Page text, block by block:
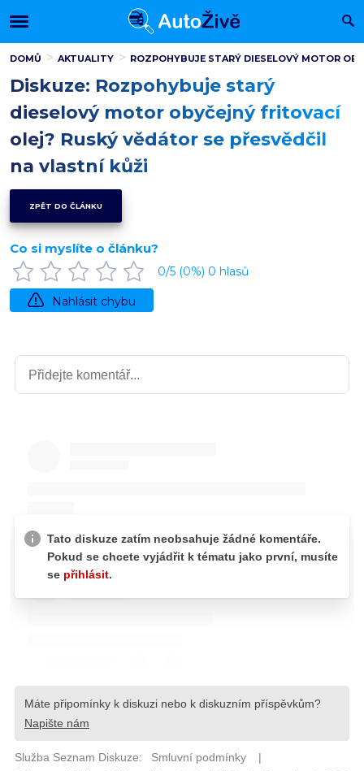
DOMŮ AKTUALITY ROZPOHYBUJE STARÝ DIESELOVÝ MOTOR
Diskuze: Rozpohybuje starý
dieselový motor obyčejný fritovací
olej? Ruský vědátor se přesvědčil
na vlastní kůži
ZPĚT DO ČLÁNKU
Co si myslíte o článku?
0/5 (0%) 0 hlasů
Nahlásit chybu